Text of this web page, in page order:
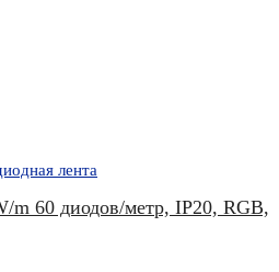
лента
m 60 диодов/метр, IP20, RGB,